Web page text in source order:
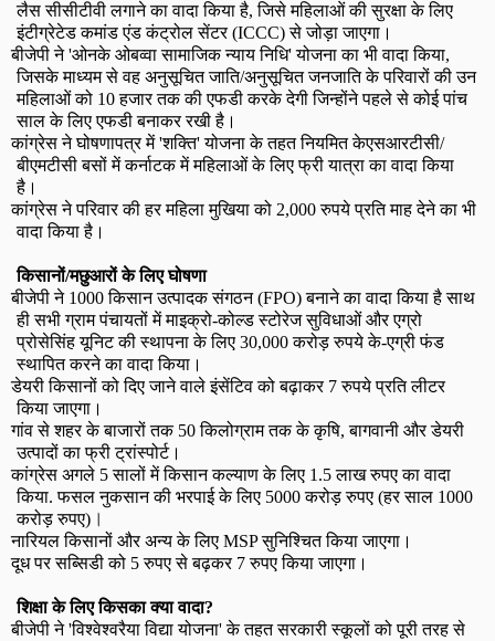
लैस सीसीटीवी लगाने का वादा किया है,जिसे महिलाओं की सुरक्षा के लिए
इंटीग्रेटेड कमांड एंड कंट्रोल सेंटर (ICCC) से जोड़ा जाएगा।
बीजेपी ने'ओनके ओबव्वा सामाजिक न्याय निधि'योजना का भी वादा किया,
जिसके माध्यम से वह अनुसूचित जाति/अनुसूचित जनजाति के परिवारों की उन
महिलाओं को 10हजार तक की एफडी करके देगी जिन्होंने पहले से कोई पांच
साल के लिए एफडी बनाकर रखी है।
कांग्रेस ने घोषणापत्र में'शक्ति'योजना के तहत नियमित केएसआरटीसी/
बीएमटीसी बसों में कर्नाटक में महिलाओं के लिए फ्री यात्रा का वादा किया
है।
कांग्रेस ने परिवार की हर महिला मुखिया को 2,000रुपये प्रति माह देने का भी
वादा किया है।
किसानों/मछुआरों के लिए घोषणा
बीजेपी ने 1000किसान उत्पादक संगठन (FPO)बनाने का वादा किया है साथ
ही सभी ग्राम पंचायतों में माइक्रो-कोल्ड स्टोरेज सुविधाओं और एग्रो
प्रोसेसिंह यूनिट की स्थापना के लिए 30,000करोड़ रुपये के-एग्री फंड
स्थापित करने का वादा किया।
डेयरी किसानों को दिए जाने वाले इंसेंटिव को बढ़ाकर 7रुपये प्रति लीटर
किया जाएगा।
गांव से शहर के बाजारों तक 50किलोग्राम तक के कृषि,बागवानी और डेयरी
उत्पादों का फ्री ट्रांस्पोर्ट।
कांग्रेस अगले 5सालों में किसान कल्याण के लिए 1.5लाख रुपए का वादा
किया. फसल नुकसान की भरपाई के लिए 5000करोड़ रुपए (हर साल 1000
करोड़ रुपए) ।
नारियल किसानों और अन्य के लिए MSPसुनिश्चित किया जाएगा।
दूध पर सब्सिडी को 5रुपए से बढ़कर 7रुपए किया जाएगा।
शिक्षा के लिए किसका क्या वादा?
बीजेपी ने'विश्वेश्वरैया विद्या योजना'के तहत सरकारी स्कूलों को पूरी तरह से